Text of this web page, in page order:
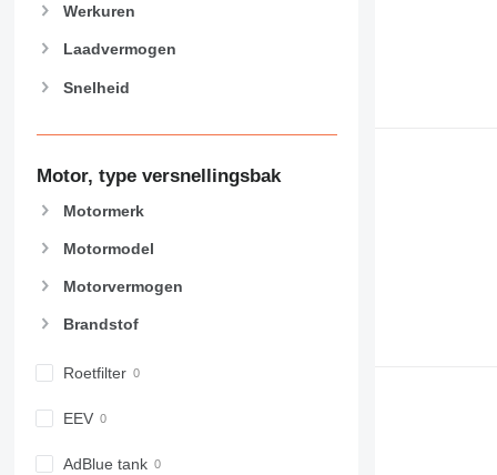
906
910
924
930
953
962
963
972
Werkuren
Laadvermogen
Snelheid
Motor, type versnellingsbak
Motormerk
Motormodel
Motorvermogen
Brandstof
Roetfilter
EEV
AdBlue tank